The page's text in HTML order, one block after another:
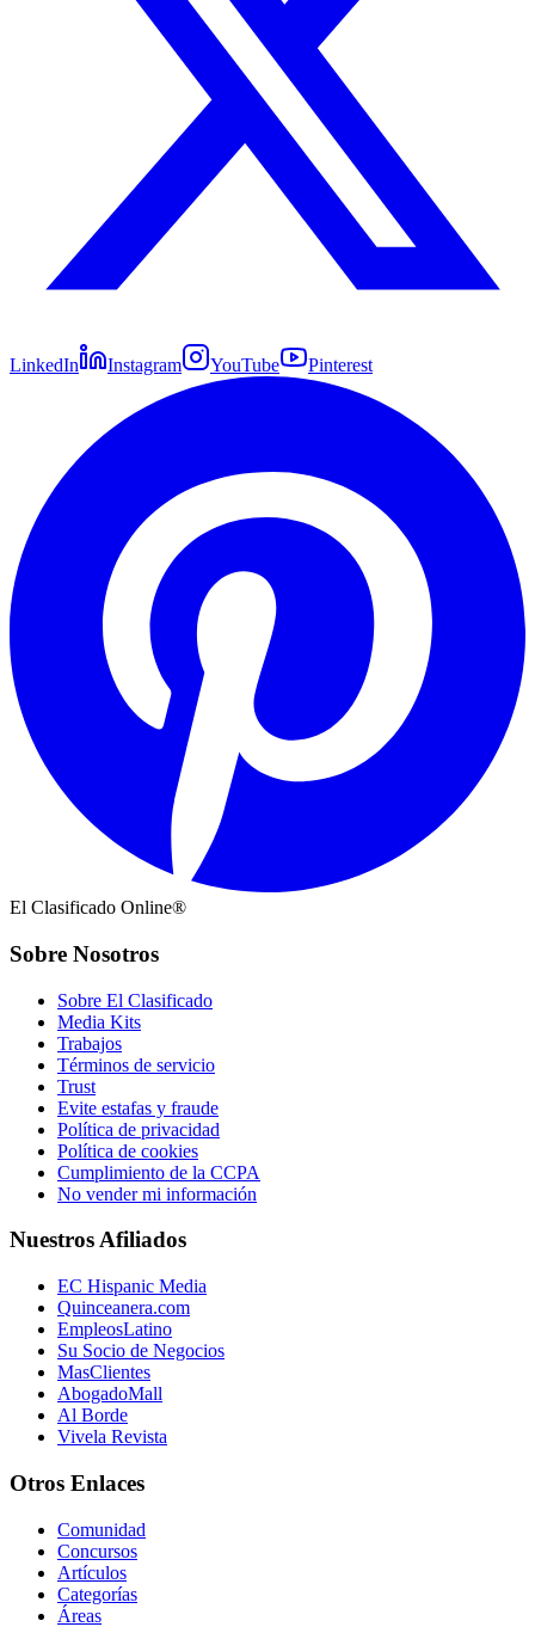
LinkedIn Instagram YouTube Pinterest
El Clasificado Online®
Sobre Nosotros
Sobre El Clasificado
Media Kits
Trabajos
Términos de servicio
Trust
Evite estafas y fraude
Política de privacidad
Política de cookies
Cumplimiento de la CCPA
No vender mi información
Nuestros Afiliados
EC Hispanic Media
Quinceanera.com
EmpleosLatino
Su Socio de Negocios
MasClientes
AbogadoMall
Al Borde
Vivela Revista
Otros Enlaces
Comunidad
Concursos
Artículos
Categorías
Áreas